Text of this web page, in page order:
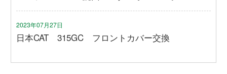
2023年07月27日
日本CAT 315GC フロントカバー交換